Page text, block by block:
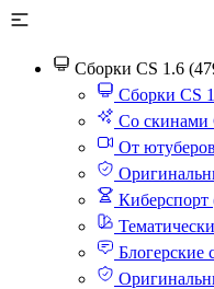
Сборки CS 1.6
Сборки CS
Со скинами
От
Киберспорт
Блогерские